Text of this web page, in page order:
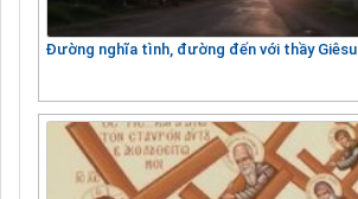
Đường nghĩa tình, đường đến với thầy Giêsu